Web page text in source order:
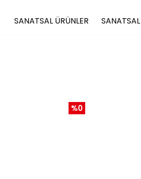
SANATSAL ÜRÜNLER
%0